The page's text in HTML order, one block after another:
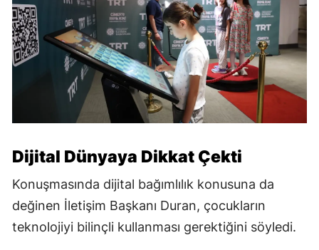
Dijital Dünyaya Dikkat Çekti
Konuşmasında dijital bağımlılık konusuna da
değinen İletişim Başkanı Duran, çocukların
teknolojiyi bilinçli kullanması gerektiğini söyledi.